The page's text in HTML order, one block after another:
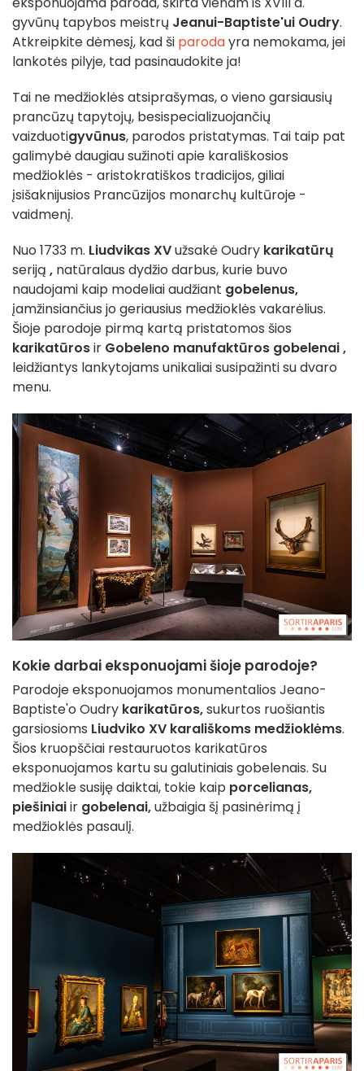
gyvūnų tapybos meistrų Jeanui-Baptiste'ui Oudry.
Atkreipkite dėmesį, kad ši parodayra nemokama, jei
lankotės pilyje, tad pasinaudokite ja!
Tai ne medžioklės atsiprašymas, o vieno garsiausių
prancūzų tapytojų, besispecializuojančių
vaizduotigyvūnus, parodos pristatymas. Tai taip pat
galimybė daugiau sužinoti apie karališkosios
medžioklės - aristokratiškos tradicijos, giliai
įsišaknijusios Prancūzijos monarchų kultūroje -
vaidmenį.
Nuo 1733 m. Liudvikas XVužsakė Oudry karikatūrų
seriją , natūralaus dydžio darbus, kurie buvo
naudojami kaip modeliai audžiant gobelenus,
įamžinsiančius jo geriausius medžioklės vakarėlius.
Šioje parodoje pirmą kartą pristatomos šios
karikatūrosir Gobeleno manufaktūros gobelenai,
leidžiantys lankytojams unikaliai susipažinti su dvaro
menu.
Kokie darbai eksponuojami šioje parodoje?
Parodoje eksponuojamos monumentalios Jeano-
Baptiste'o Oudry karikatūros,sukurtos ruošiantis
garsiosioms Liudviko XV karališkoms medžioklėms.
Šios kruopščiai restauruotos karikatūros
eksponuojamos kartu su galutiniais gobelenais. Su
medžiokle susiję daiktai, tokie kaip porcelianas,
piešiniaiir gobelenai,užbaigia šį pasinėrimą į
medžioklės pasaulį.